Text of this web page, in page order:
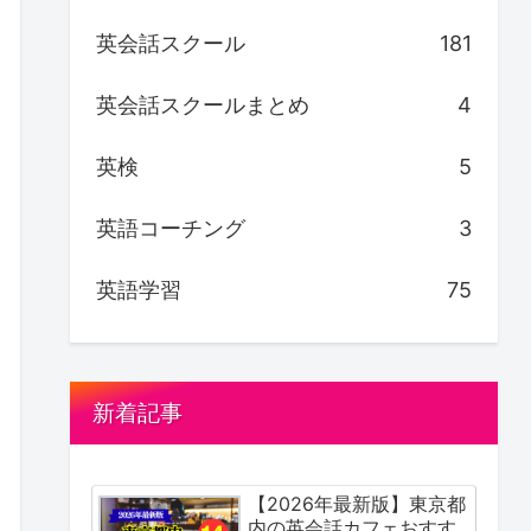
英会話スクール 181
英会話スクールまとめ 4
英検 5
英語コーチング 3
英語学習 75
新着記事
【2026年最新版】東京都